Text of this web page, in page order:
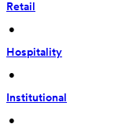
Retail
•
Hospitality
•
Institutional
•